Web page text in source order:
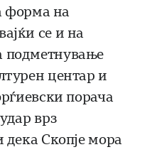
форма на
се и на
подметнување
центар и
порача
врз
дека Скопје мора